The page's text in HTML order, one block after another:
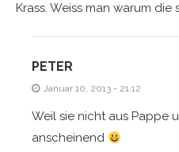
Krass. Weiss man warum
PETER
Januar 10, 2013 - 21:12
Weil sie nicht aus Pappe
anscheinend